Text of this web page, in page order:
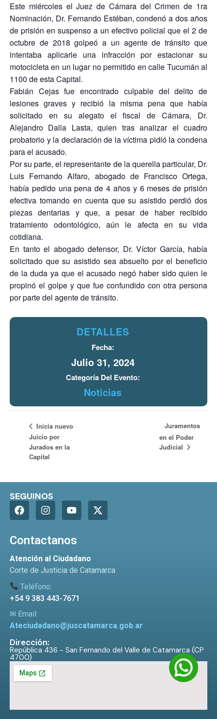
Este miércoles el Juez de Cámara del Crimen de 1ra
Nominación, Dr. Fernando Estéban, condenó a dos años
de prisión en suspenso a un efectivo policial que el 2 de
octubre de 2018 golpeó a un agente de tránsito que
intentaba aplicarle una infracción por estacionar su
motocicleta en un lugar no permitido en calle Tucumán al
1100 de esta Capital.
Fabián Cejas fue encontrado culpable del delito de
lesiones graves y recibió la misma pena que había
solicitado en su alegato el fiscal de Cámara, Dr.
Alejandro Dalla Lasta, quien tras analizar el cuadro
probatorio y la declaración de la víctima pidió la condena
para el acusado.
Por su parte, el representante de la querella particular, Dr.
Luis Fernando Alfaro, abogado de Francisco Ortega,
había pedido una pena de 4 años y 6 meses de prisión
efectiva tomando en cuenta que su asistido perdió dos
piezas dentarias y que, a pesar de haber recibido
tratamiento odontológico, aún le afecta en su vida
cotidiana.
En tanto el abogado defensor, Dr. Víctor García, había
solicitado que su asistido sea absuelto por el beneficio
de la duda ya que el acusado negó haber sido quien le
propinó el golpe y que fue confundido con otra persona
por parte del agente de tránsito.
DETALLES
Fecha:
Julio 31, 2024
Categoría Del Evento:
Noticias
Inicia nuevo
Juicio por
Jurados en la
Capital
Juramentos
en el Poder
Judicial
SEGUINOS
Contactanos
Atención al Ciudadano
Corte de Justicia de Catamarca
Teléfono:
+54 9 383 443-7671
✉ Email:
Ateciudadano@juscatamarca.gob.ar
Dirección:
República 436 - San Fernando del Valle de Catamarca (CP
4700)